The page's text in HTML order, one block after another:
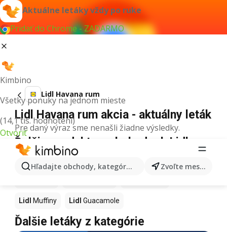
Aktuálne letáky vždy po ruke
Pridať do Chrome - ZADARMO
Kimbino
Všetky ponuky na jednom mieste
(14,1 tis. hodnotení)
Otvoriť
Hľadajte obchody, kategórie, produkty... Zvoľte mesto
Lidl Havana rum
Lidl Havana rum akcia - aktuálny leták
Pre daný výraz sme nenašli žiadne výsledky.
Ďalšie produkty v obchodoch Lidl
Lidl Muffiny Lidl Guacamole
Ďalšie letáky z kategórie